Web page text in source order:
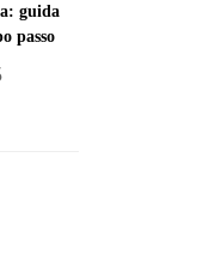
guida
passo